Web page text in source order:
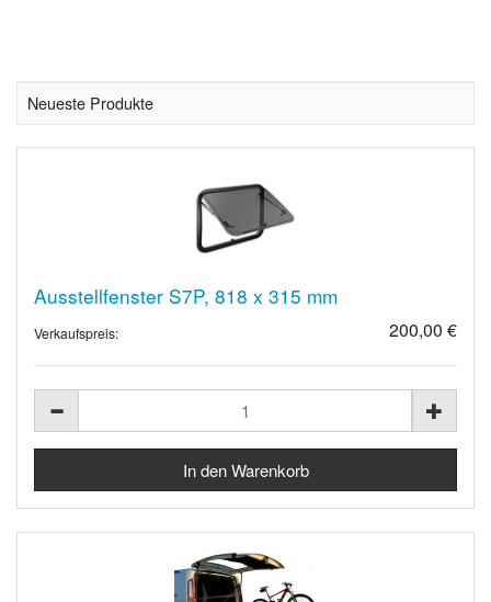
Neueste Produkte
Ausstellfenster S7P, 818 x 315 mm
Verkaufspreis: 200,00 €